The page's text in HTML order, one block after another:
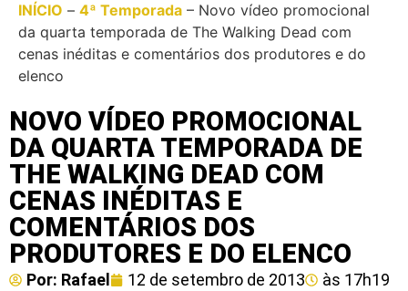
INÍCIO – 4ª Temporada – Novo vídeo promocional
da quarta temporada de The Walking Dead com
cenas inéditas e comentários dos produtores e do
elenco
NOVO VÍDEO PROMOCIONAL
DA QUARTA TEMPORADA DE
THE WALKING DEAD COM
CENAS INÉDITAS E
COMENTÁRIOS DOS
PRODUTORES E DO ELENCO
Por: Rafael 12 de setembro de 2013 às 17h19